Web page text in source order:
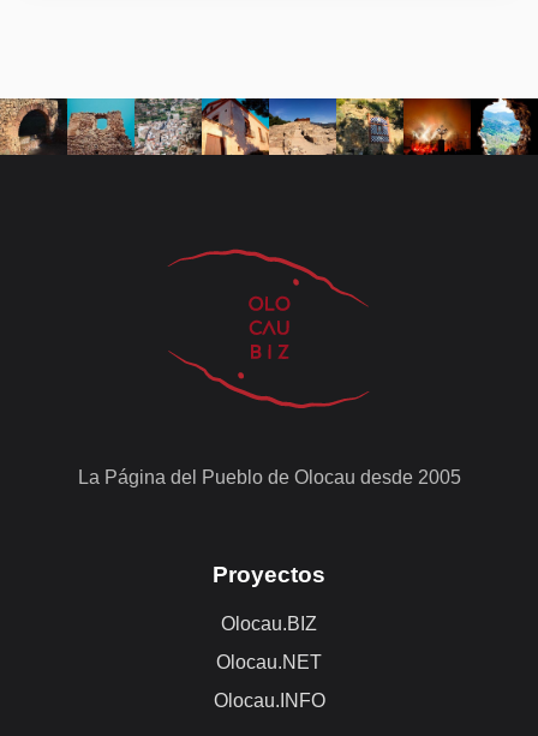
La Página del Pueblo de Olocau desde 2005
Proyectos
Olocau.BIZ
Olocau.NET
Olocau.INFO